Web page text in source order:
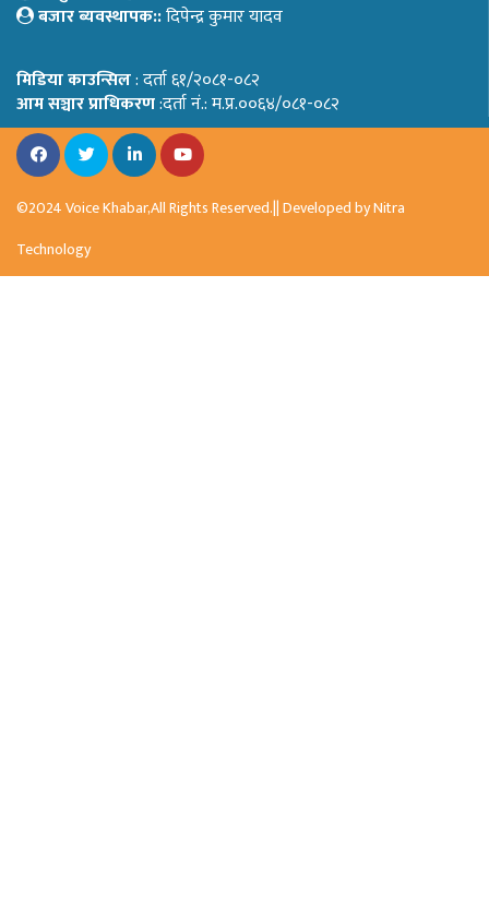
बजार ब्यवस्थापक::दिपेन्द्र कुमार यादव
मिडिया काउन्सिल: दर्ता ६१/२०८१-०८२
आम सञ्चार प्राधिकरण:दर्ता नं.: म.प्र.००६४/०८१-०८२
©2024 Voice Khabar,All Rights Reserved.|| Developed byNitra
Technology